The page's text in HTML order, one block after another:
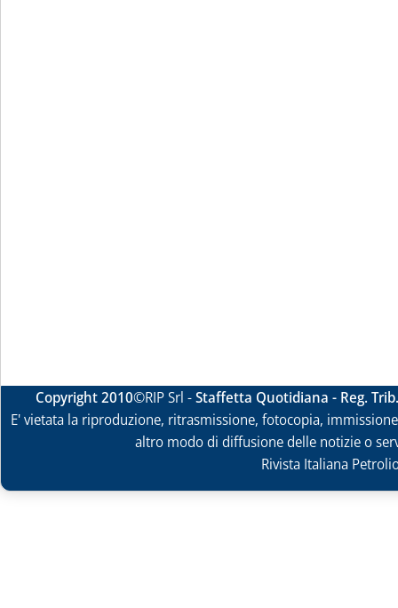
Copyright 2010©RIP Srl -Staffetta Quotidiana - Reg.
E' vietata la riproduzione, ritrasmissione, fotocopia,
altro modo di diffusione delle notizie o
Rivista Italiana